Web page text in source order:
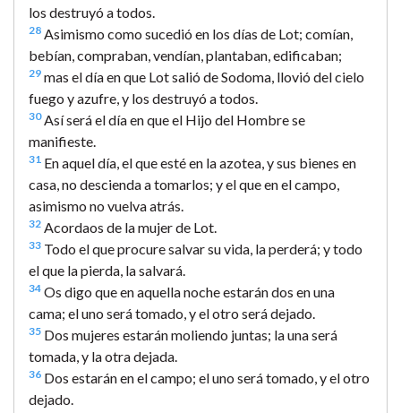
los destruyó a todos.
28 Asimismo como sucedió en los días de Lot; comían,
bebían, compraban, vendían, plantaban, edificaban;
29 mas el día en que Lot salió de Sodoma, llovió del cielo
fuego y azufre, y los destruyó a todos.
30Así será el día en que el Hijo del Hombre se
manifieste.
31 En aquel día, el que esté en la azotea, y sus bienes en
casa, no descienda a tomarlos; y el que en el campo,
asimismo no vuelva atrás.
32 Acordaos de la mujer de Lot.
33 Todo el que procure salvar su vida, la perderá; y todo
el que la pierda, la salvará.
34 Os digo que en aquella noche estarán dos en una
cama; el uno será tomado, y el otro será dejado.
35 Dos mujeres estarán moliendo juntas; la una será
tomada, y la otra dejada.
36 Dos estarán en el campo; el uno será tomado, y el otro
dejado.